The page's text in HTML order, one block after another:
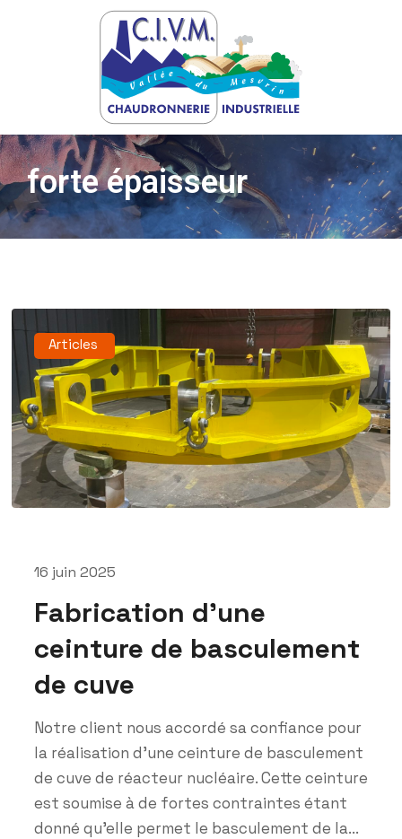
forte épaisseur
Articles
16 juin 2025
Fabrication d’une
ceinture de basculement
de cuve
Notre client nous accordé sa confiance pour
la réalisation d’une ceinture de basculement
de cuve de réacteur nucléaire. Cette ceinture
est soumise à de fortes contraintes étant
donné qu’elle permet le basculement de la...